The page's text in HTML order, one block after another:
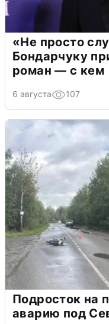
«Не просто
Бондарчуку
роман — с кем
6 августа 107
Подросток на
аварию под